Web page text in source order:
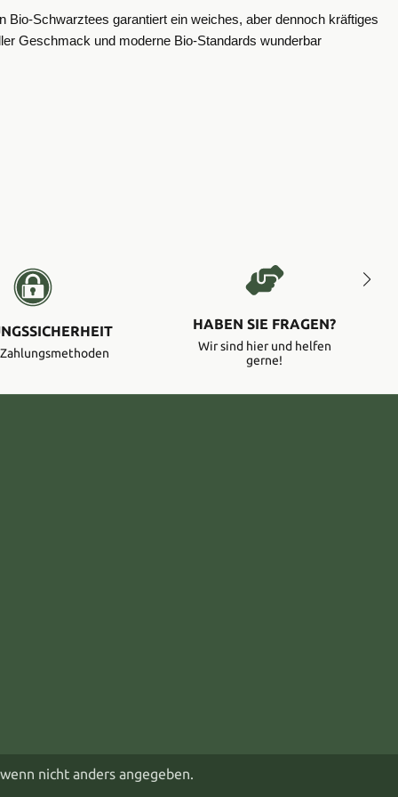
Schwarztees garantiert ein weiches, aber dennoch kräftiges
Geschmack und moderne Bio-Standards wunderbar
HABEN SIE FRAGEN?
Wir sind hier und helfen
gerne!
nicht anders angegeben.